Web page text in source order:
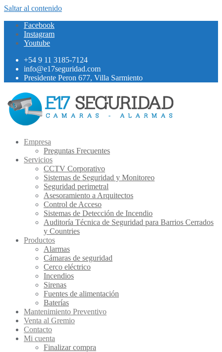
Saltar al contenido
Facebook
Instagram
Youtube
+54 9 11 3185-7124
info@e17seguridad.com
Presidente Peron 677, Villa Sarmiento
Empresa
Preguntas Frecuentes
Servicios
CCTV Corporativo
Sistemas de Seguridad y Monitoreo
Seguridad perimetral
Asesoramiento a Arquitectos
Control de Acceso
Sistemas de Detección de Incendio
Auditoría Técnica de Seguridad para Barrios Cerrados
y Countries
Productos
Alarmas
Cámaras de seguridad
Cerco eléctrico
Incendios
Sirenas
Fuentes de alimentación
Baterías
Mantenimiento Preventivo
Venta al Gremio
Contacto
Mi cuenta
Finalizar compra